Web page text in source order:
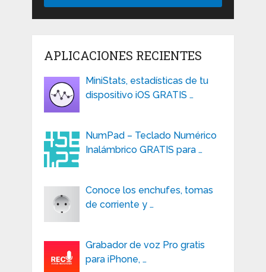
APLICACIONES RECIENTES
MiniStats, estadísticas de tu
dispositivo iOS GRATIS …
NumPad – Teclado Numérico
Inalámbrico GRATIS para …
Conoce los enchufes, tomas
de corriente y …
Grabador de voz Pro gratis
para iPhone, …